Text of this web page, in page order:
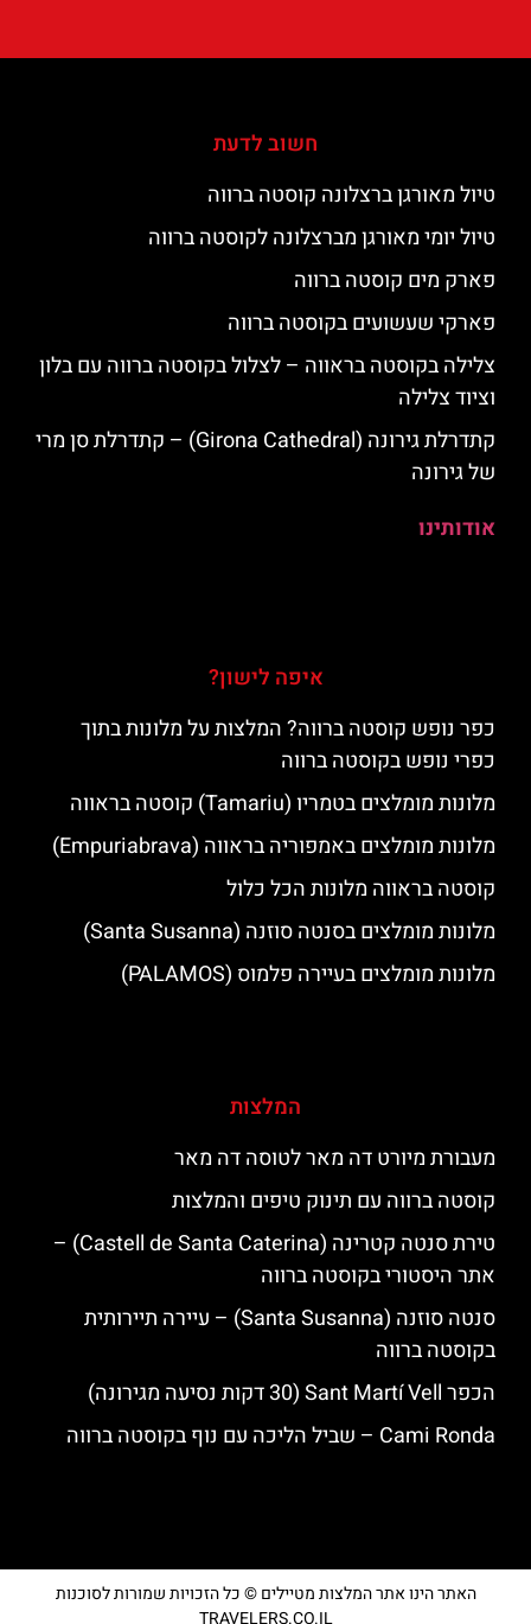
חשוב לדעת
טיול מאורגן ברצלונה קוסטה ברווה
טיול יומי מאורגן מברצלונה לקוסטה ברווה
פארק מים קוסטה ברווה
פארקי שעשועים בקוסטה ברווה
צלילה בקוסטה בראווה – לצלול בקוסטה ברווה עם בלון
וציוד צלילה
קתדרלת גירונה (Girona Cathedral) – קתדרלת סן מרי
של גירונה
אודותינו
איפה לישון?
כפר נופש קוסטה ברווה? המלצות על מלונות בתוך
כפרי נופש בקוסטה ברווה
מלונות מומלצים בטמריו (Tamariu) קוסטה בראווה
מלונות מומלצים באמפוריה בראווה (Empuriabrava)
קוסטה בראווה מלונות הכל כלול
מלונות מומלצים בסנטה סוזנה (Santa Susanna)
מלונות מומלצים בעיירה פלמוס (PALAMOS)
המלצות
מעבורת מיורט דה מאר לטוסה דה מאר
קוסטה ברווה עם תינוק טיפים והמלצות
טירת סנטה קטרינה (Castell de Santa Caterina) –
אתר היסטורי בקוסטה ברווה
סנטה סוזנה (Santa Susanna) – עיירה תיירותית
בקוסטה ברווה
הכפר Sant Martí Vell (30 דקות נסיעה מגירונה)
‪‪Cami Ronda‬‬ – שביל הליכה עם נוף בקוסטה ברווה
האתר הינו אתר המלצות מטיילים © כל הזכויות שמורות לסוכנות